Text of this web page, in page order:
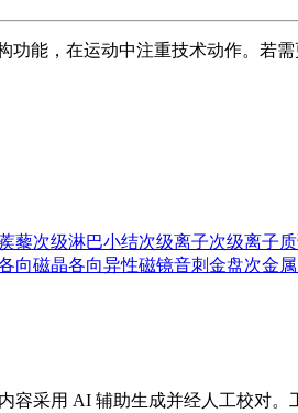
功能，在运动中注重技术动作。若
藜次级淋巴小结次级离子次级离子
向磁晶各向异性磁镜音刺金盘次金属
容采用 AI 辅助生成并经人工校对。